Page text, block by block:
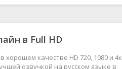
Мелодрамы
Приключения
2024
в Full HD
качестве HD 720, 1080 и 4к
озвучкой на русском языке в